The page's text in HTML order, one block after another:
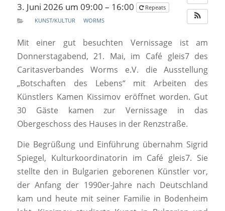
3. Juni 2026 um 09:00 – 16:00
Repeats
KUNST/KULTUR
WORMS
Mit einer gut besuchten Vernissage ist am
Donnerstagabend, 21. Mai, im Café gleis7 des
Caritasverbandes Worms e.V. die Ausstellung
„Botschaften des Lebens“ mit Arbeiten des
Künstlers Kamen Kissimov eröffnet worden. Gut
30 Gäste kamen zur Vernissage in das
Obergeschoss des Hauses in der Renzstraße.
Die Begrüßung und Einführung übernahm Sigrid
Spiegel, Kulturkoordinatorin im Café gleis7. Sie
stellte den in Bulgarien geborenen Künstler vor,
der Anfang der 1990er-Jahre nach Deutschland
kam und heute mit seiner Familie in Bodenheim